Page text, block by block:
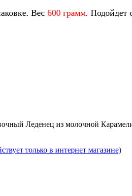
Вес 600 грамм. Подойдет
Леденец из молочной